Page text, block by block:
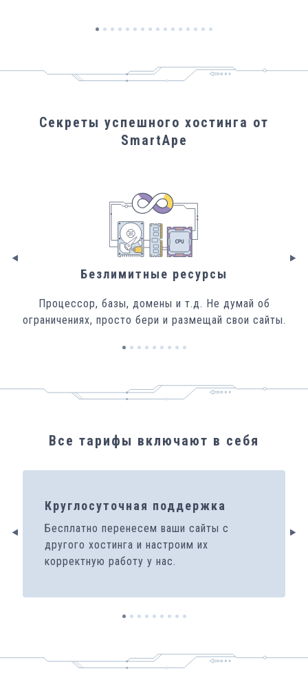
Секреты успешного хостинга от
SmartApe
Безлимитные ресурсы
Процессор, базы, домены и т.д. Не думай об
ограничениях, просто бери и размещай свои сайты.
Все тарифы включают в себя
Круглосуточная поддержка
Бесплатно перенесем ваши сайты с
другого хостинга и настроим их
корректную работу у нас.